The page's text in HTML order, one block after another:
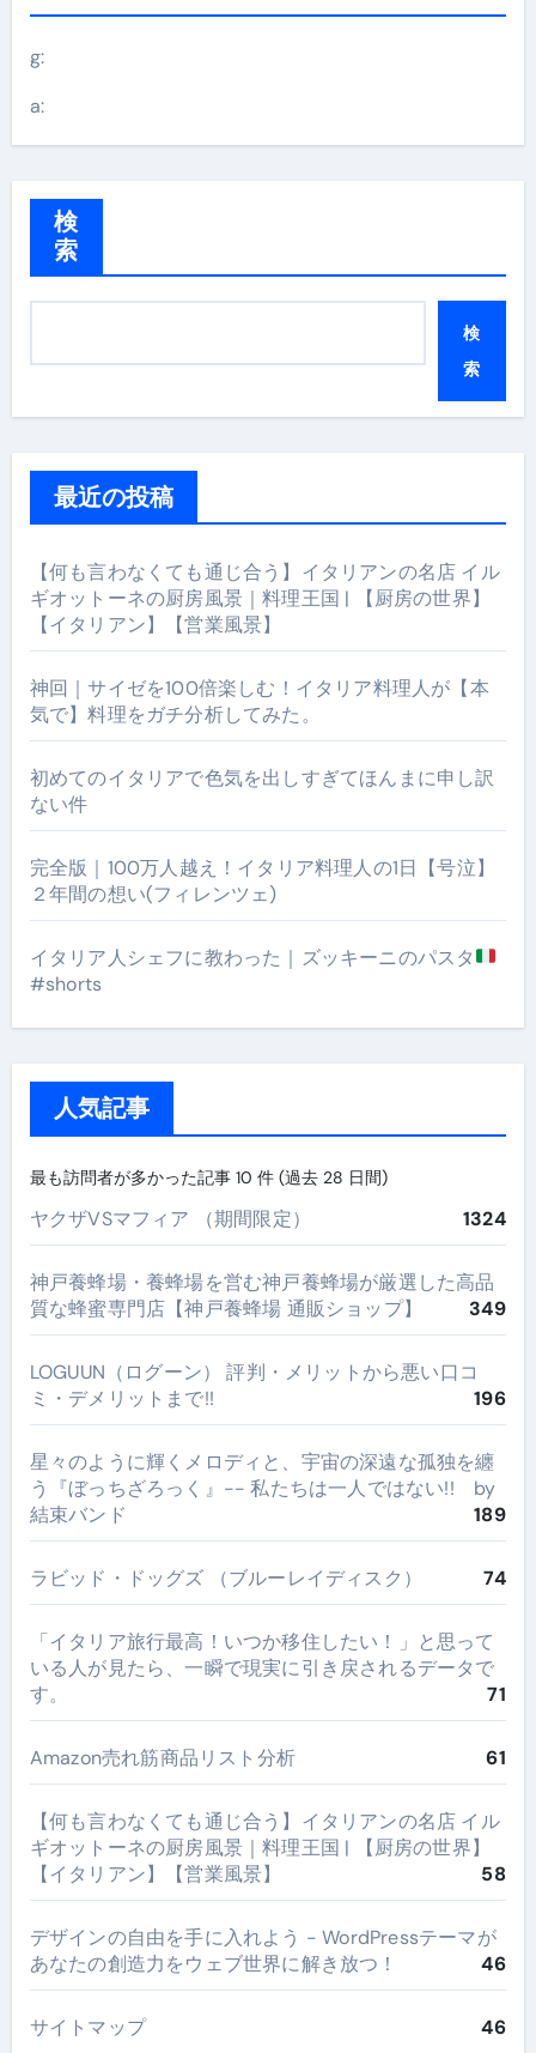
g:
a:
検
索
検
索
最近の投稿
【何も言わなくても通じ合う】イタリアンの名店 イル
ギオットーネの厨房風景｜料理王国 | 【厨房の世界】
【イタリアン】【営業風景】
神回｜サイゼを100倍楽しむ！イタリア料理人が【本
気で】料理をガチ分析してみた。
初めてのイタリアで色気を出しすぎてほんまに申し訳
ない件
完全版｜100万人越え！イタリア料理人の1日【号泣】
２年間の想い(フィレンツェ)
イタリア人シェフに教わった｜ズッキーニのパスタ
#shorts
人気記事
最も訪問者が多かった記事 10 件 (過去 28 日間)
ヤクザVSマフィア （期間限定） 1324
神戸養蜂場・養蜂場を営む神戸養蜂場が厳選した高品
質な蜂蜜専門店【神戸養蜂場 通販ショップ】
349
LOGUUN（ログーン） 評判・メリットから悪い口コ
ミ・デメリットまで!!
196
星々のように輝くメロディと、宇宙の深遠な孤独を纏
う『ぼっちざろっく』-- 私たちは一人ではない!! by
結束バンド
189
ラビッド・ドッグズ （ブルーレイディスク） 74
​「イタリア旅行最高！いつか移住したい！」と思って
いる人が見たら、一瞬で現実に引き戻されるデータで
す。
71
Amazon売れ筋商品リスト分析 61
【何も言わなくても通じ合う】イタリアンの名店 イル
ギオットーネの厨房風景｜料理王国 | 【厨房の世界】
【イタリアン】【営業風景】
58
デザインの自由を手に入れよう - WordPressテーマが
あなたの創造力をウェブ世界に解き放つ！
46
サイトマップ 46